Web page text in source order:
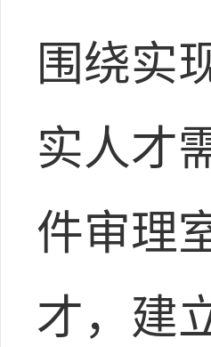
围绕实
实人才
件审理
才，建